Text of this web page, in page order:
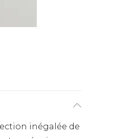
inégalée de